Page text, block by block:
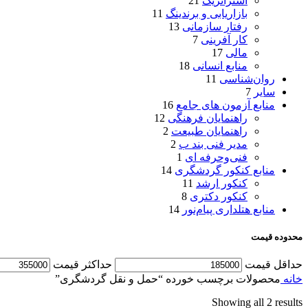
بازاریابی و برندینگ 11
رفتار سازمانی 13
کار آفرینی 7
مالی 17
منابع انسانی 18
روان‌شناسی 11
سایر 7
منابع آزمون های جامع 16
راهنمایان فرهنگی 12
راهنمایان طبیعت 2
مدیر فنی بند ب 2
فنی‌وحرفه‌ ای 1
منابع کنکور گردشگری 14
کنکور ارشد 11
کنکور دکتری 8
منابع هتلداری پیام‌نور 14
محدوده قیمت
حداقل قیمت
حداكثر قيمت
خانه محصولات برچسب خورده “حمل و نقل گردشگری”
Showing all 2 results